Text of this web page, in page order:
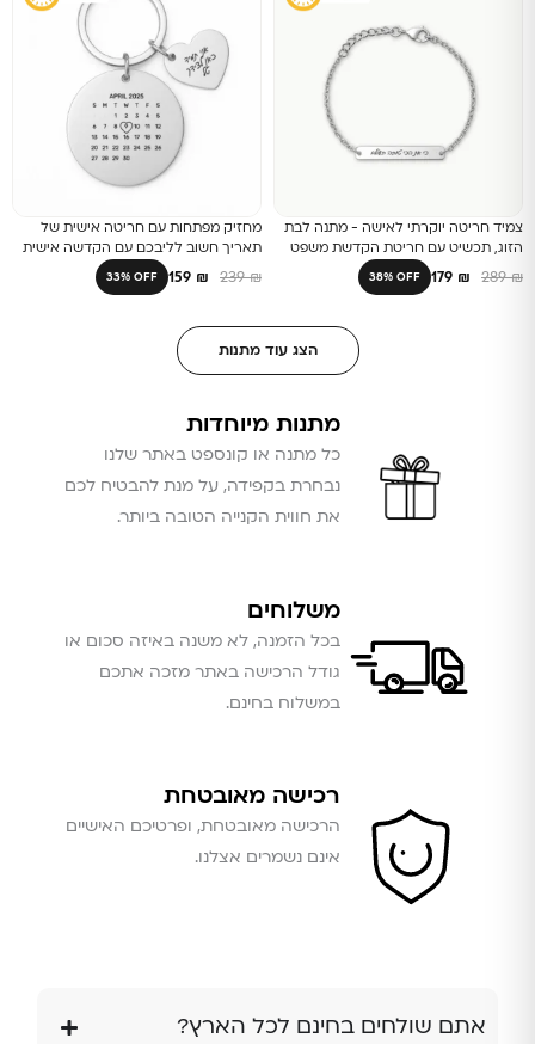
צמיד חריטה יוקרתי לאישה - מתנה לבת
הזוג, תכשיט עם חריטת הקדשת משפט
אישי₪
289
₪
38% OFF
מחזיק מפתחות עם חריטה אישית של
תאריך חשוב לליבכם עם הקדשה אישית
על הלב₪
239
₪
33% OFF
הצג עוד מתנות
מתנות מיוחדות
כל מתנה או קונספט באתר שלנו
נבחרת בקפידה, על מנת להבטיח לכם
את חווית הקנייה הטובה ביותר.
משלוחים
בכל הזמנה, לא משנה באיזה סכום או
גודל הרכישה באתר מזכה אתכם
במשלוח בחינם.
רכישה מאובטחת
הרכישה מאובטחת, ופרטיכם האישיים
אינם נשמרים אצלנו.
אתם שולחים בחינם לכל הארץ?